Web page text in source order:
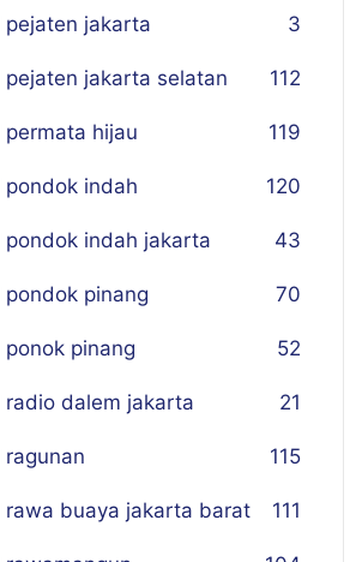
jakarta 3
jakarta selatan 112
hijau 119
indah 120
indah jakarta 43
pinang 70
pinang 52
radio dalem jakarta 21
115
rawa buaya jakarta barat 111